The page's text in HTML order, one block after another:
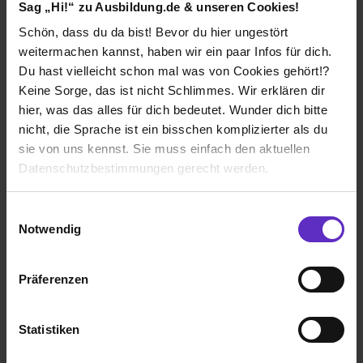
Sag „Hi!“ zu Ausbildung.de & unseren Cookies!
Schön, dass du da bist! Bevor du hier ungestört
weitermachen kannst, haben wir ein paar Infos für dich.
Du hast vielleicht schon mal was von Cookies gehört!?
Keine Sorge, das ist nicht Schlimmes. Wir erklären dir
hier, was das alles für dich bedeutet. Wunder dich bitte
nicht, die Sprache ist ein bisschen komplizierter als du
sie von uns kennst. Sie muss einfach den aktuellen
Datenschutzbestimmungen gerecht werden.
Benutzung der Webseite getroffenen Einstellungen zu
Webseite zu analysieren („Statistiken“), um
Informationen zu deiner Verwendung unserer Website an
Notwendig
Präferenzen
Statistiken
Klassische duale Berufsausbildung
2022
8 Std. pro Tag
Noch in der Ausbildung
Verdienst
1. Ausbildungsjahr:
1140€